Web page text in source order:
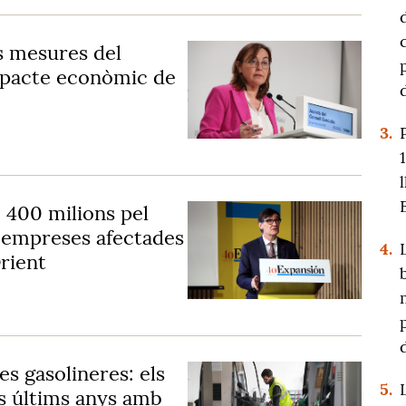
mesures del
econòmic de
400 milions pel
afectades
gasolineres: els
últims anys amb
3.
4.
5.